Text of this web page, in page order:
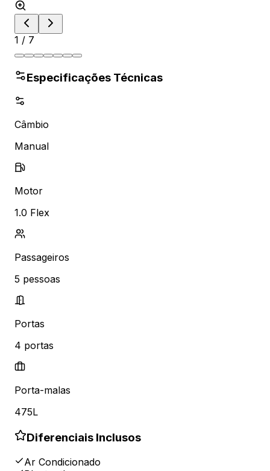
1 / 7
Especificações Técnicas
Câmbio
Manual
Motor
1.0 Flex
Passageiros
5 pessoas
Portas
4 portas
Porta-malas
475L
Diferenciais Inclusos
Ar Condicionado